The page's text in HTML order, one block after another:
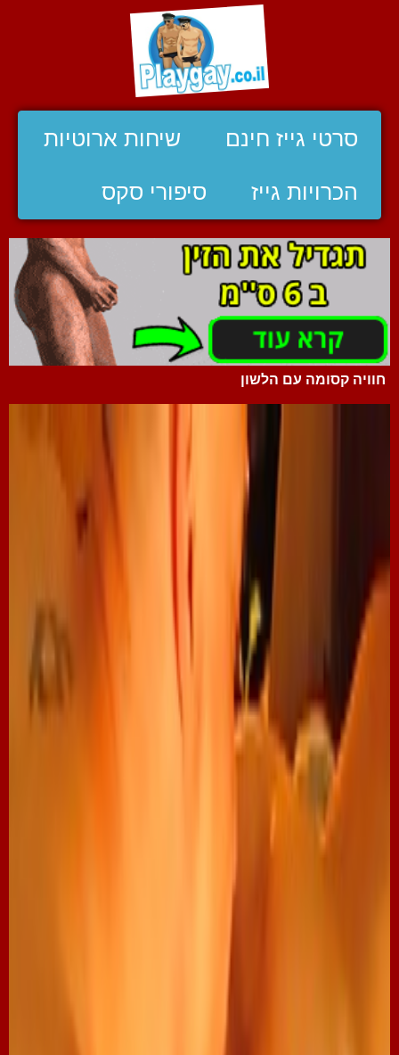
סרטי גייז חינם שיחות ארוטיות
הכרויות גייז סיפורי סקס
חוויה קסומה עם הלשון